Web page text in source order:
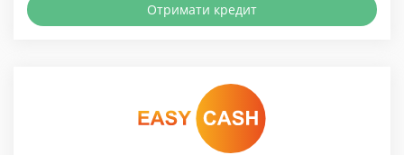
Отримати кредит